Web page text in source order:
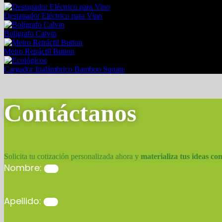
Destapador Eléctrico para Vino
Bolígrafo Calvin
Metro Retráctil Button
Cargador Inalámbrico Bamboo Square
Contáctanos
Solicita tu cotización personalizada ahora y materializa tus ideas
Nombre:
Apellido: